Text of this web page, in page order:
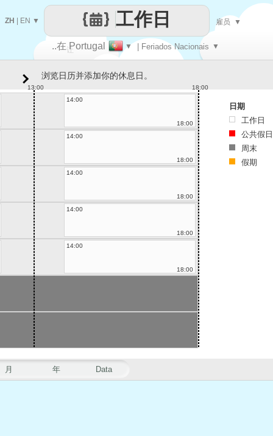
让
每一天
..在 Portugal ▼ | Feriados Nacionais ▼
工作日
ZH EN ▼ 雇员 ▼
月 年 Data
浏览日历并添加你的休息日。
13:00
18:00
14:00
18:00
14:00
18:00
14:00
18:00
14:00
18:00
14:00
18:00
日期
工作日
公共假日
周末
假期